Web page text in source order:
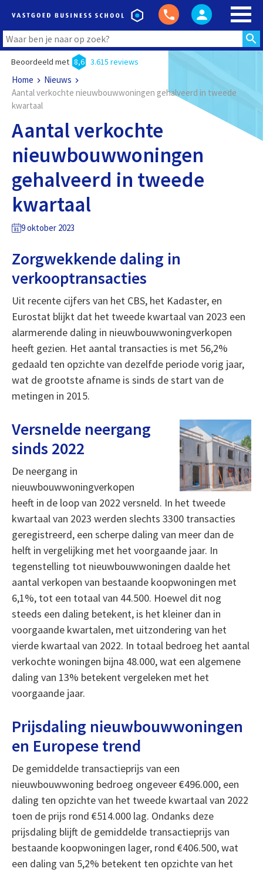
Beoordeeld met 8,6 3.615 reviews
Home
Nieuws
Aantal verkochte nieuwbouwwoningen gehalveerd in tweede
kwartaal
Aantal verkochte
nieuwbouwwoningen
gehalveerd in tweede
kwartaal
9 oktober 2023
Zorgwekkende daling in
verkooptransacties
Uit recente cijfers van het CBS, het Kadaster, en
Eurostat blijkt dat het tweede kwartaal van 2023 een
alarmerende daling in nieuwbouwwoningverkopen
heeft gezien. Het aantal transacties is met 56,2%
gedaald ten opzichte van dezelfde periode vorig jaar,
wat de grootste afname is sinds de start van de
metingen in 2015.
Versnelde neergang
sinds 2022
De neergang in
nieuwbouwwoningverkopen
heeft in de loop van 2022 versneld. In het tweede
kwartaal van 2023 werden slechts 3300 transacties
geregistreerd, een scherpe daling van meer dan de
helft in vergelijking met het voorgaande jaar. In
tegenstelling tot nieuwbouwwoningen daalde het
aantal verkopen van bestaande koopwoningen met
6,1%, tot een totaal van 44.500. Hoewel dit nog
steeds een daling betekent, is het kleiner dan in
voorgaande kwartalen, met uitzondering van het
vierde kwartaal van 2022. In totaal bedroeg het aantal
verkochte woningen bijna 48.000, wat een algemene
daling van 13% betekent vergeleken met het
voorgaande jaar.
Prijsdaling nieuwbouwwoningen
en Europese trend
De gemiddelde transactieprijs van een
nieuwbouwwoning bedroeg ongeveer €496.000, een
daling ten opzichte van het tweede kwartaal van 2022
toen de prijs rond €514.000 lag. Ondanks deze
prijsdaling blijft de gemiddelde transactieprijs van
bestaande koopwoningen lager, rond €406.500, wat
een daling van 5,2% betekent ten opzichte van het